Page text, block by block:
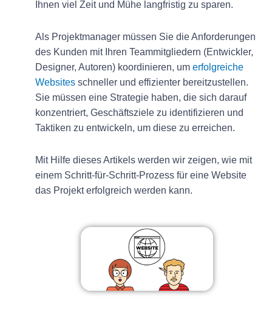
Ihnen viel Zeit und Mühe langfristig zu sparen.
Als Projektmanager müssen Sie die Anforderungen
des Kunden mit Ihren Teammitgliedern (Entwickler,
Designer, Autoren) koordinieren, um erfolgreiche
Websites schneller und effizienter bereitzustellen.
Sie müssen eine Strategie haben, die sich darauf
konzentriert, Geschäftsziele zu identifizieren und
Taktiken zu entwickeln, um diese zu erreichen.
Mit Hilfe dieses Artikels werden wir zeigen, wie mit
einem Schritt-für-Schritt-Prozess für eine Website
das Projekt erfolgreich werden kann.